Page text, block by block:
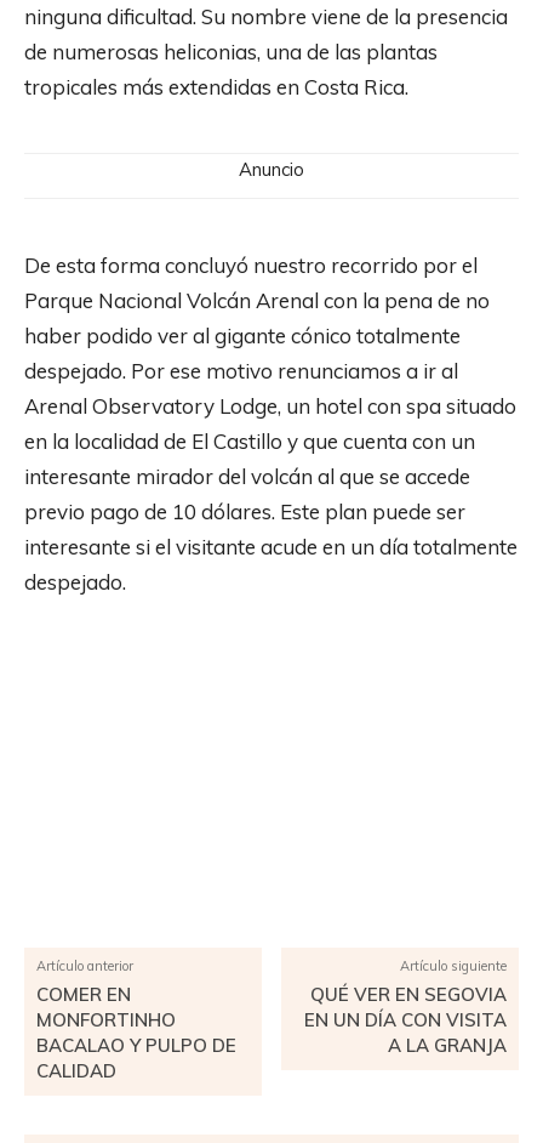
ninguna dificultad. Su nombre viene de la presencia
de numerosas heliconias, una de las plantas
tropicales más extendidas en Costa Rica.
Anuncio
De esta forma concluyó nuestro recorrido por el
Parque Nacional Volcán Arenal con la pena de no
haber podido ver al gigante cónico totalmente
despejado. Por ese motivo renunciamos a ir al
Arenal Observatory Lodge, un hotel con spa situado
en la localidad de El Castillo y que cuenta con un
interesante mirador del volcán al que se accede
previo pago de 10 dólares. Este plan puede ser
interesante si el visitante acude en un día totalmente
despejado.
Artículo anterior
COMER EN
MONFORTINHO
BACALAO Y PULPO DE
CALIDAD
Artículo siguiente
QUÉ VER EN SEGOVIA
EN UN DÍA CON VISITA
A LA GRANJA